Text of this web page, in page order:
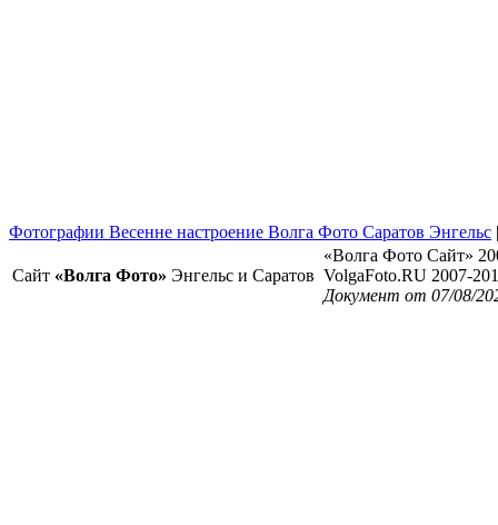
Фотографии Весенне настроение Волга Фото Саратов Энгельс
Сайт «Волга Фото» Энгельс и Саратов
«Волга Фото Сайт»
VolgaFoto.RU 2007-
Документ от 07/08/